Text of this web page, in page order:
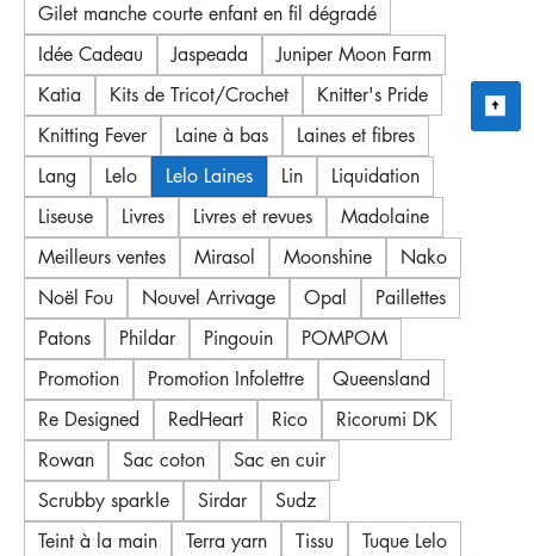
Gilet manche courte enfant en fil dégradé
Idée Cadeau
Jaspeada
Juniper Moon Farm
Katia
Kits de Tricot/Crochet
Knitter's Pride
Knitting Fever
Laine à bas
Laines et fibres
Lang
Lelo Lelo Laines Lin
Liquidation
Liseuse
Livres Livres et revues
Madolaine
Meilleurs ventes
Mirasol Moonshine
Nako
Noël Fou
Nouvel Arrivage Opal
Paillettes
Patons
Phildar Pingouin
POMPOM
Promotion
Promotion Infolettre
Queensland
Re Designed
RedHeart Rico
Ricorumi DK
Rowan
Sac coton
Sac en cuir
Scrubby sparkle
Sirdar
Sudz
Teint à la main
Terra yarn Tissu
Tuque Lelo